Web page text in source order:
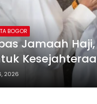
BOGOR
Jamaah
2026